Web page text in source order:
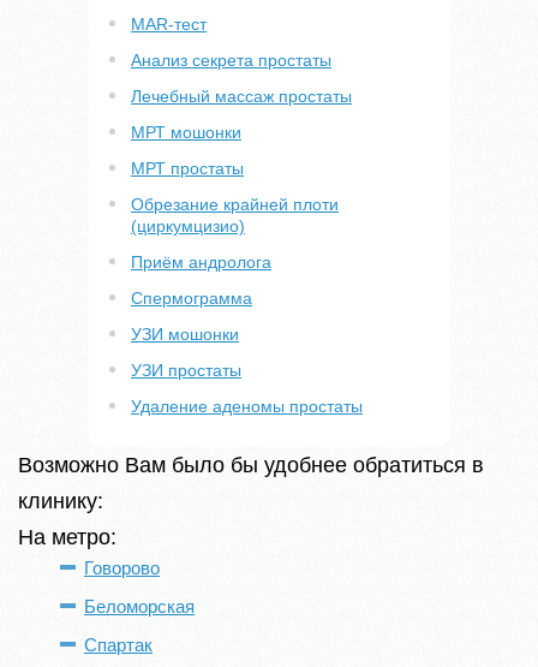
MAR-тест
Анализ секрета простаты
Лечебный массаж простаты
МРТ мошонки
МРТ простаты
Обрезание крайней плоти
(циркумцизио)
Приём андролога
Спермограмма
УЗИ мошонки
УЗИ простаты
Удаление аденомы простаты
Возможно Вам было бы удобнее обратиться в
клинику:
На метро:
Говорово
Беломорская
Спартак